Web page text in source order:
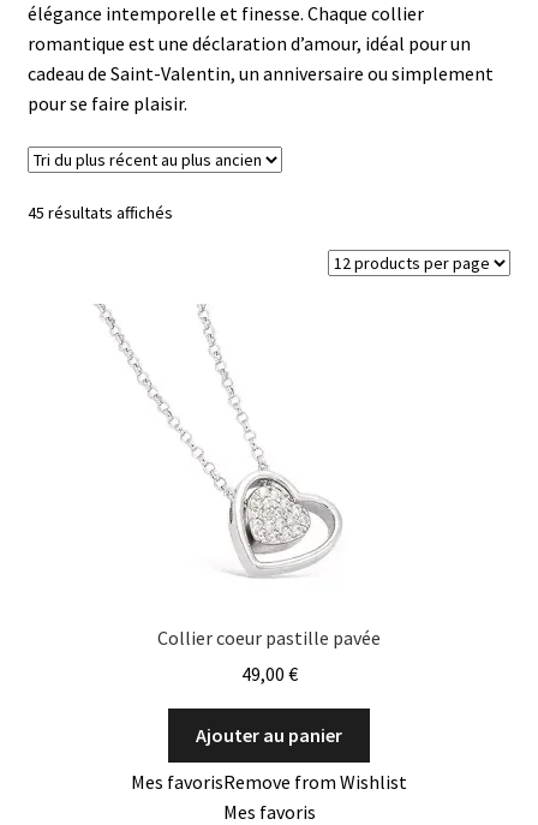
Nos offres bijoux
élégance intemporelle et finesse. Chaque collier
romantique est une déclaration d’amour, idéal pour un
cadeau de Saint-Valentin, un anniversaire ou simplement
pour se faire plaisir.
45 résultats affichésTrié
ancien
Collier coeur pastille pavée
49,00 €
Ajouter au panier
Mes favorisRemove from Wishlist
Mes favoris